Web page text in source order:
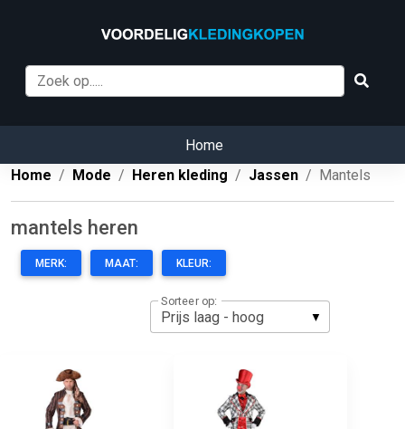
Home
Home
Mode Heren kleding Jassen Mantels
mantels heren
MERK: MAAT: KLEUR:
Sorteer op: